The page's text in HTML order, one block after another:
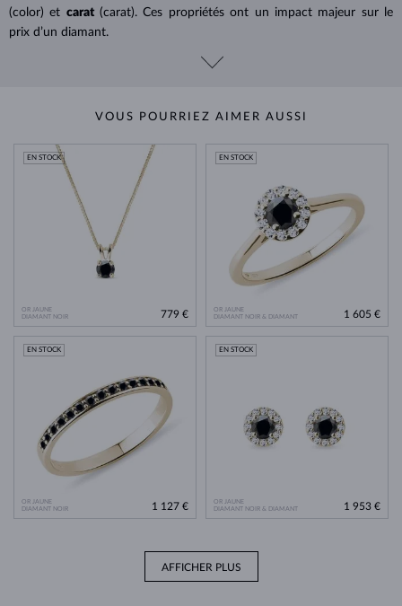
(color) et carat (carat). Ces propriétés ont un impact majeur sur le
prix d’un diamant.
VOUS POURRIEZ AIMER AUSSI
OR JAUNE
DIAMANT NOIR
EN STOCK
779 €
OR JAUNE
DIAMANT NOIR & DIAMANT
EN STOCK
1 605 €
OR JAUNE
DIAMANT NOIR
EN STOCK
1 127 €
OR JAUNE
DIAMANT NOIR & DIAMANT
EN STOCK
1 953 €
AFFICHER PLUS